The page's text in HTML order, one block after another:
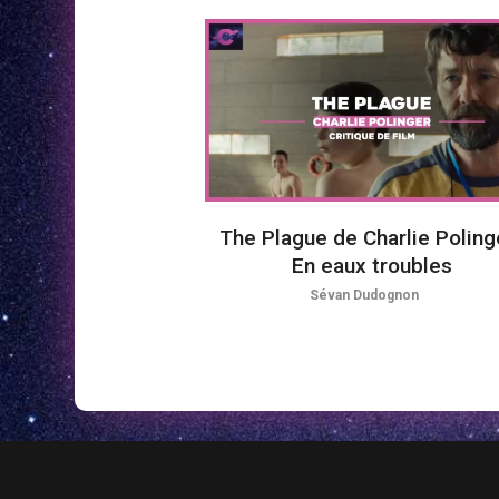
The Plague de Charlie
En eaux troubles
Sévan Dudognon